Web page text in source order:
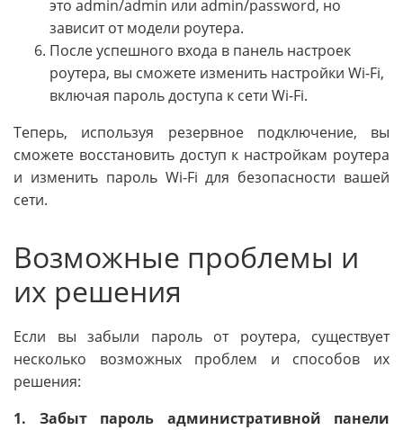
это admin/admin или admin/password, но
зависит от модели роутера.
После успешного входа в панель настроек
роутера, вы сможете изменить настройки Wi-Fi,
включая пароль доступа к сети Wi-Fi.
Теперь, используя резервное подключение, вы
сможете восстановить доступ к настройкам роутера
и изменить пароль Wi-Fi для безопасности вашей
сети.
Возможные проблемы и
их решения
Если вы забыли пароль от роутера, существует
несколько возможных проблем и способов их
решения:
1. Забыт пароль административной панели